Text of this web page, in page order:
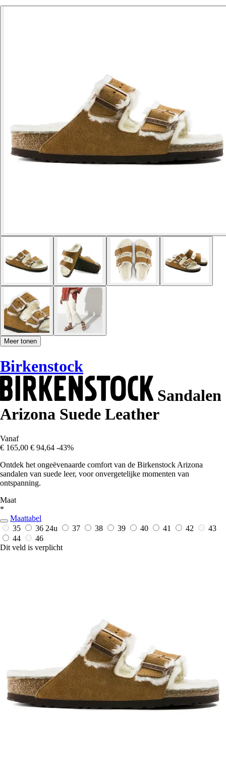
Meer tonen
Birkenstock
Sandalen
Arizona Suede Leather
Vanaf
€ 165,00 € 94,64 -43%
Ontdek het ongeëvenaarde comfort van de Birkenstock Arizona
sandalen van suede leer, voor onvergetelijke momenten van
ontspanning.
Maat
*
Maattabel
35
36 24u 37 38 39 40 41 42
43
44
46
Dit veld is verplicht